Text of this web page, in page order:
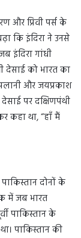
और प्रिवी पर्स के
कि इंदिरा ने उनसे
इंदिरा गांधी
देसाई को भारत का
और जयप्रकाश
पर दक्षिणपंथी
कहा था, “हाँ मैं
दोनों के
में जब भारत
पाकिस्तान के
पाकिस्तान की